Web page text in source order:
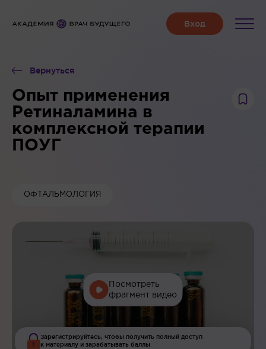
Вернуться
Опыт применения
Ретиналамина в
комплексной терапии
ПОУГ
ОФТАЛЬМОЛОГИЯ
Посмотреть
фрагмент видео
Зарегистрируйтесь, чтобы получить полный доступ
к материалу и зарабатывать баллы